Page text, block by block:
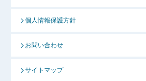
個人情報保護方針
お問い合わせ
サイトマップ